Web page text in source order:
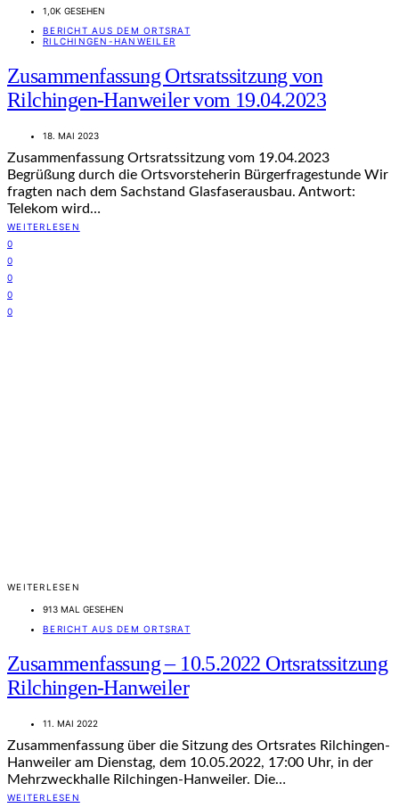
1,0K GESEHEN
BERICHT AUS DEM ORTSRAT
RILCHINGEN-HANWEILER
Zusammenfassung Ortsratssitzung von
Rilchingen-Hanweiler vom 19.04.2023
18. MAI 2023
Zusammenfassung Ortsratssitzung vom 19.04.2023
Begrüßung durch die Ortsvorsteherin Bürgerfragestunde Wir
fragten nach dem Sachstand Glasfaserausbau. Antwort:
Telekom wird…
WEITERLESEN
0
0
0
0
0
WEITERLESEN
913 MAL GESEHEN
BERICHT AUS DEM ORTSRAT
Zusammenfassung – 10.5.2022 Ortsratssitzung
Rilchingen-Hanweiler
11. MAI 2022
Zusammenfassung über die Sitzung des Ortsrates Rilchingen-
Hanweiler am Dienstag, dem 10.05.2022, 17:00 Uhr, in der
Mehrzweckhalle Rilchingen-Hanweiler. Die…
WEITERLESEN